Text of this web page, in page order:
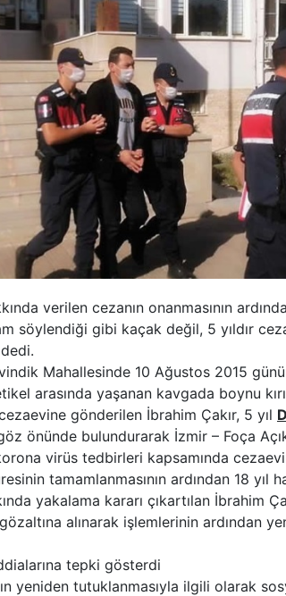
verilen cezanın onanmasının
söylendiği gibi kaçak değil, 5 yıldır
Mahallesinde 10 Ağustos 2015
arasında yaşanan kavgada boynu
gönderilen İbrahim Çakır, 5 yıl
önünde bulundurarak İzmir – Foça
virüs tedbirleri kapsamında
tamamlanmasının ardından 18 yıl
yakalama kararı çıkartılan İbrahim
alınarak işlemlerinin ardından
tepki gösterdi
yeniden tutuklanmasıyla ilgili olarak